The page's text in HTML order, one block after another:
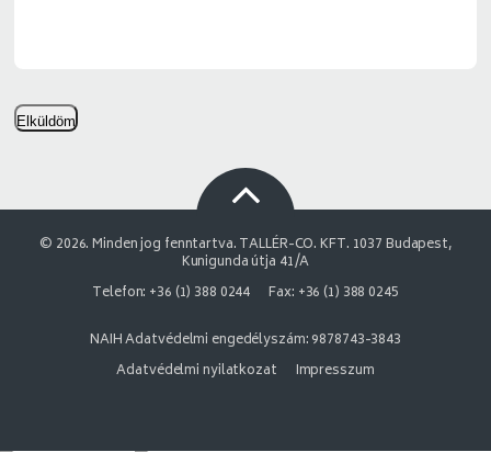
Elküldöm
© 2026. Minden jog fenntartva. TALLÉR-CO. KFT. 1037 Budapest,
Kunigunda útja 41/A
Telefon: +36 (1) 388 0244
Fax: +36 (1) 388 0245
NAIH Adatvédelmi engedélyszám: 9878743-3843
Adatvédelmi nyilatkozat
Impresszum